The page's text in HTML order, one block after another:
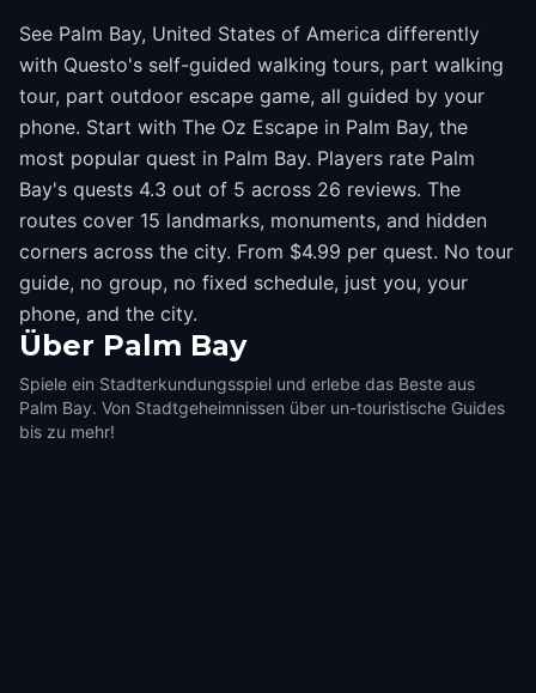
See Palm Bay, United States of America differently
with Questo's self-guided walking tours, part walking
tour, part outdoor escape game, all guided by your
phone. Start with The Oz Escape in Palm Bay, the
most popular quest in Palm Bay. Players rate Palm
Bay's quests 4.3 out of 5 across 26 reviews. The
routes cover 15 landmarks, monuments, and hidden
corners across the city. From $4.99 per quest. No tour
guide, no group, no fixed schedule, just you, your
phone, and the city.
Über Palm Bay
Spiele ein Stadterkundungsspiel und erlebe das Beste aus
Palm Bay. Von Stadtgeheimnissen über un-touristische Guides
bis zu mehr!